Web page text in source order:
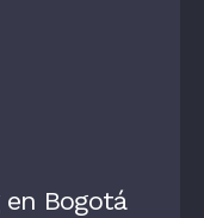
Bogotá